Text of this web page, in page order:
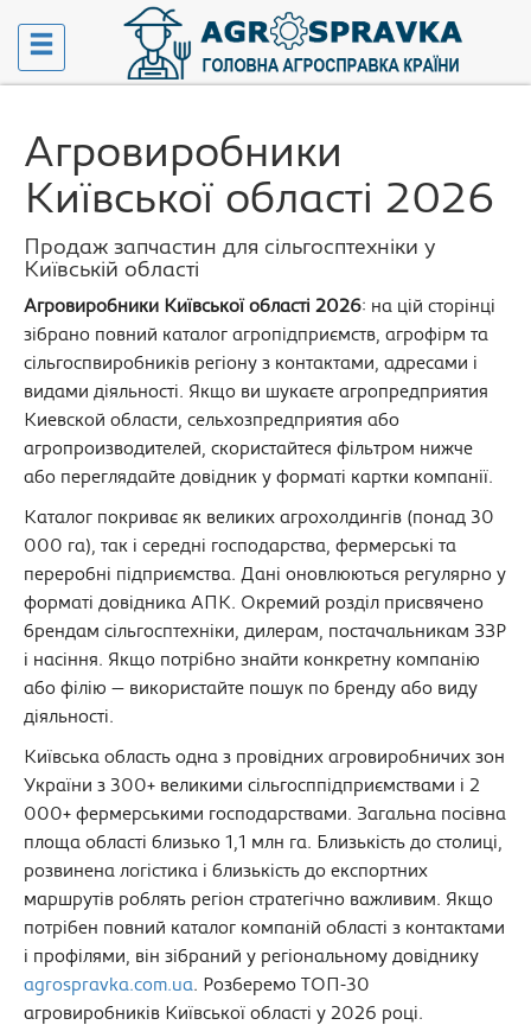
Агровиробники
Київської області 2026
Продаж запчастин для сільгосптехніки у
Київській області
Агровиробники Київської області 2026: на цій сторінці
зібрано повний каталог агропідприємств, агрофірм та
сільгоспвиробників регіону з контактами, адресами і
видами діяльності. Якщо ви шукаєте агропредприятия
Киевской области, сельхозпредприятия або
агропроизводителей, скористайтеся фільтром нижче
або переглядайте довідник у форматі картки компанії.
Каталог покриває як великих агрохолдингів (понад 30
000 га), так і середні господарства, фермерські та
переробні підприємства. Дані оновлюються регулярно у
форматі довідника АПК. Окремий розділ присвячено
брендам сільгосптехніки, дилерам, постачальникам ЗЗР
і насіння. Якщо потрібно знайти конкретну компанію
або філію — використайте пошук по бренду або виду
діяльності.
Київська область одна з провідних агровиробничих зон
України з 300+ великими сільгосппідприємствами і 2
000+ фермерськими господарствами. Загальна посівна
площа області близько 1,1 млн га. Близькість до столиці,
розвинена логістика і близькість до експортних
маршрутів роблять регіон стратегічно важливим. Якщо
потрібен повний каталог компаній області з контактами
і профілями, він зібраний у регіональному довіднику
agrospravka.com.ua. Розберемо ТОП-30
агровиробників Київської області у 2026 році.